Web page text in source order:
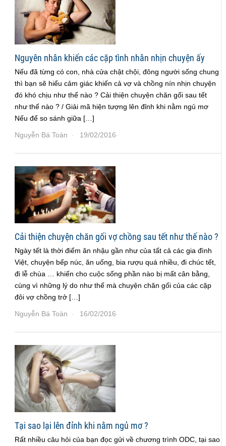
Nguyên nhân khiến các cặp tình nhân nhịn chuyện ấy
Nếu đã từng có con, nhà cửa chật chội, đông người sống chung
thì bạn sẽ hiểu cảm giác khiến cả vợ và chồng nín nhịn chuyện
đó khó chịu như thế nào ? Cải thiện chuyện chăn gối sau tết
như thế nào ? / Giải mã hiện tượng lên đỉnh khi nằm ngủ mơ
Nếu để so sánh giữa […]
Nguyễn Bá Toàn · 19/02/2016·
Cải thiện chuyện chăn gối vợ chồng sau tết như thế nào ?
Ngày tết là thời điểm ăn nhậu gần như của tất cả các gia đình
Việt, chuyện bếp núc, ăn uống, bia rượu quá nhiều, đi chúc tết,
đi lễ chùa … khiến cho cuộc sống phần nào bị mất cân bằng,
cùng vì những lý do như thế mà chuyện chăn gối của các cặp
đôi vợ chồng trở […]
Nguyễn Bá Toàn · 16/02/2016·
Tại sao lại lên đỉnh khi nằm ngủ mơ ?
Rất nhiều câu hỏi của bạn đọc gửi về chương trình ODC, tại sao